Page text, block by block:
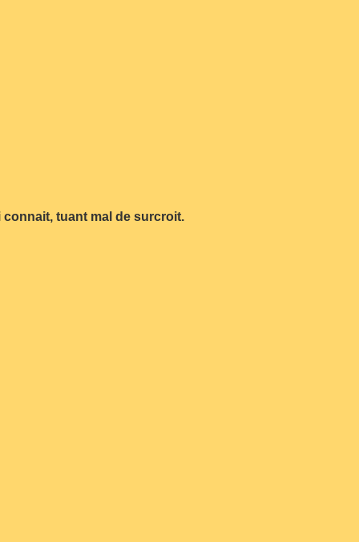
tuant mal de surcroit.